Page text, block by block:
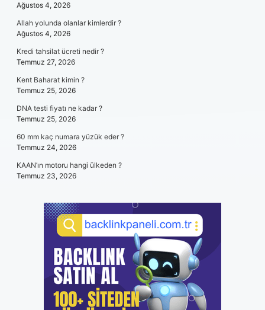
Ağustos 4, 2026
Allah yolunda olanlar kimlerdir ?
Ağustos 4, 2026
Kredi tahsilat ücreti nedir ?
Temmuz 27, 2026
Kent Baharat kimin ?
Temmuz 25, 2026
DNA testi fiyatı ne kadar ?
Temmuz 25, 2026
60 mm kaç numara yüzük eder ?
Temmuz 24, 2026
KAAN’ın motoru hangi ülkeden ?
Temmuz 23, 2026